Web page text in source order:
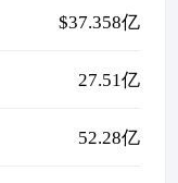
$37.358亿
27.51亿
52.28亿